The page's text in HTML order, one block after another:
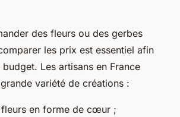
des fleurs ou des gerbes
les prix est essentiel afin
Les artisans en France
variété de créations :
fleurs en forme de cœur ;